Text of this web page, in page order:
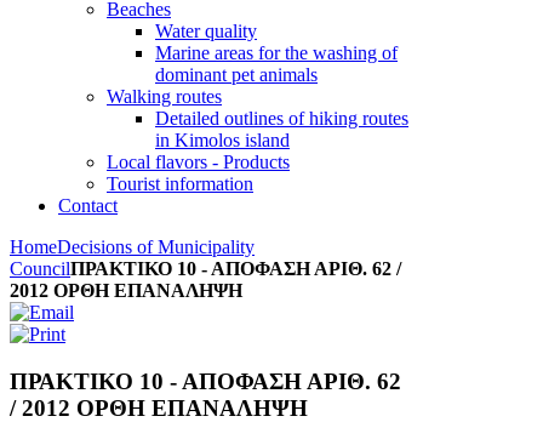
Beaches
Water quality
Marine areas for the washing of
dominant pet animals
Walking routes
Detailed outlines of hiking routes
in Kimolos island
Local flavors - Products
Tourist information
Contact
HomeDecisions of Municipality
CouncilΠΡΑΚΤΙΚΟ 10 - ΑΠΟΦΑΣΗ ΑΡΙΘ. 62 /
2012 ΟΡΘΗ ΕΠΑΝΑΛΗΨΗ
ΠΡΑΚΤΙΚΟ 10 - ΑΠΟΦΑΣΗ ΑΡΙΘ. 62
/ 2012 ΟΡΘΗ ΕΠΑΝΑΛΗΨΗ